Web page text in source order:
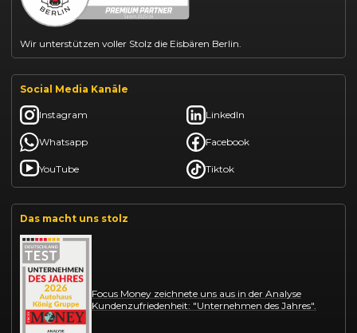
Wir unterstützen voller Stolz die Eisbären Berlin.
Social Media Kanäle
Instagram LinkedIn
Whatsapp Facebook
YouTube Tiktok
Das macht uns stolz
Focus Money zeichnete uns aus in der Analyse
Kundenzufriedenheit: "Unternehmen des Jahres".